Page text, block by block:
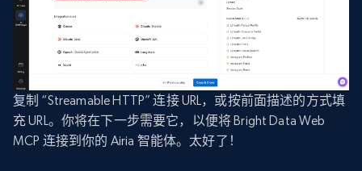
复制 “Streamable HTTP” 连接 URL，或按前面描述的方式填
充 URL。你将在下一步需要它，以便将 Bright Data Web
MCP 连接到你的 Airia 智能体。太好了！